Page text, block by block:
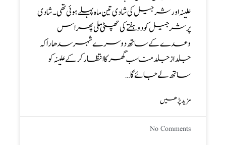
علینہ اور شرجیل کی شادی تین ماہ پہلے ہوئی تھی ۔ شادی
پر شرجیل کو دو ہفتے کی چھٹی ملی پھر اس
وعدے کے ساتھ دوسرے شہر سدھارا کہ
جلد از جلد مناسب گھر کا انتظار کر کے علینہ کو
ساتھ لے جائے گا…
مزید پڑھیں
No Comments